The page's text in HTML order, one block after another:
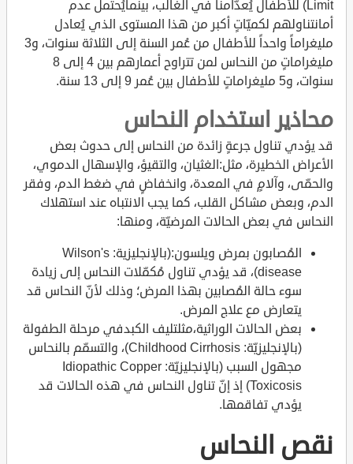
Limit) للأطفال يُعدّآمناً في الغالب، بينمايُحتمل عدم
أمانتناولهم لكميّاتٍ أكبر من هذا المستوى الذي يُعادل
مليغراماً واحداً للأطفال من عُمر السنة إلى الثلاثة سنوات، و3
مليغراماتٍ من النحاس لمن تتراوح أعمارهم بين 4 إلى 8
سنوات، و5 مليغراماتٍ للأطفال بين عُمر 9 إلى 13 سنة.
محاذير استخدام النحاس
قد يؤدي تناول جرعةٍ زائدة من النحاس إلى حدوث بعض
الأعراض الخطيرة، مثل:الغثيان، والتقيؤ، والإسهال الدموي،
والحمّى، وآلامٍ في المعدة، وانخفاضٍ في ضغط الدم، وفقر
الدم، وبعض مشاكل القلب، كما يجب الانتباه عند استهلاك
النحاس في بعض الحالات المرضيّة، ومنها:
المُصابون بمرض ويلسون:(بالإنجليزية: Wilson's
disease)، قد يؤدي تناول مُكمّلات النحاس إلى زيادة
سوء حالة المُصابين بهذا المرض؛ وذلك لأنّ النحاس قد
يتعارض مع علاج المرض.
بعض الحالات الوراثية،مثلتليف الكبدفي مرحلة الطفولة
(بالإنجليزيّة: Childhood Cirrhosis)، والتسمّم بالنحاس
مجهول السبب (بالإنجليزيّة: Idiopathic Copper
Toxicosis) إذ إنّ تناول النحاس في هذه الحالات قد
يؤدي تفاقمها.
نقص النحاس